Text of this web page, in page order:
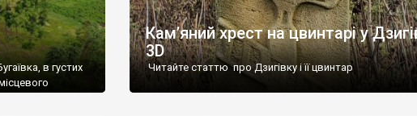
в густих
Кам’яний хрест на цвинтарі у
3D
Читайте статтю про Дзигівку і її цвинтар